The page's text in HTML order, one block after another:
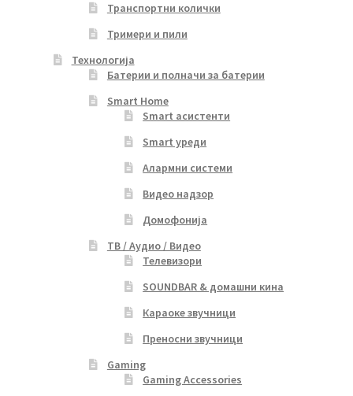
Транспортни колички
Тримери и пили
Технологија
Батерии и полначи за батерии
Smart Home
Smart асистенти
Smart уреди
Алармни системи
Видео надзор
Домофонија
ТВ / Аудио / Видео
Телевизори
SOUNDBAR & домашни кина
Караоке звучници
Преносни звучници
Gaming
Gaming Accessories